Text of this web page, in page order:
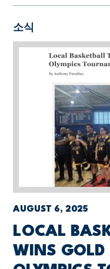
소식
AUGUST 6, 2025
LOCAL
WINS GOLD